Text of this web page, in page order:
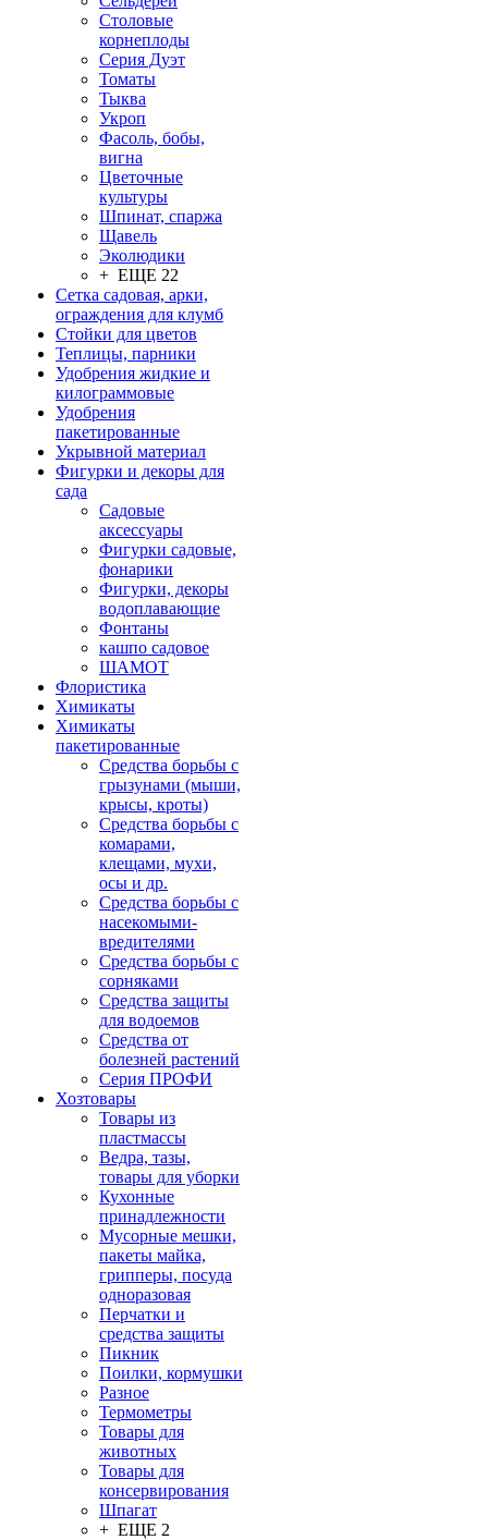
Столовые
корнеплоды
Серия Дуэт
Томаты
Тыква
Укроп
Фасоль, бобы,
вигна
Цветочные
культуры
Шпинат, спаржа
Щавель
Эколюдики
+ ЕЩЕ 22
Сетка садовая, арки,
ограждения для клумб
Стойки для цветов
Теплицы, парники
Удобрения жидкие и
килограммовые
Удобрения
пакетированные
Укрывной материал
Фигурки и декоры для
сада
Садовые
аксессуары
Фигурки садовые,
фонарики
Фигурки, декоры
водоплавающие
Фонтаны
кашпо садовое
ШАМОТ
Флористика
Химикаты
Химикаты
пакетированные
Средства борьбы с
грызунами (мыши,
крысы, кроты)
Средства борьбы с
комарами,
клещами, мухи,
осы и др.
Средства борьбы с
насекомыми-
вредителями
Средства борьбы с
сорняками
Средства защиты
для водоемов
Средства от
болезней растений
Серия ПРОФИ
Хозтовары
Товары из
пластмассы
Ведра, тазы,
товары для уборки
Кухонные
принадлежности
Мусорные мешки,
пакеты майка,
грипперы, посуда
одноразовая
Перчатки и
средства защиты
Пикник
Поилки, кормушки
Разное
Термометры
Товары для
животных
Товары для
консервирования
Шпагат
+ ЕЩЕ 2